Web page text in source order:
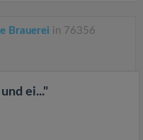
Brauerei in 76356
ei..."